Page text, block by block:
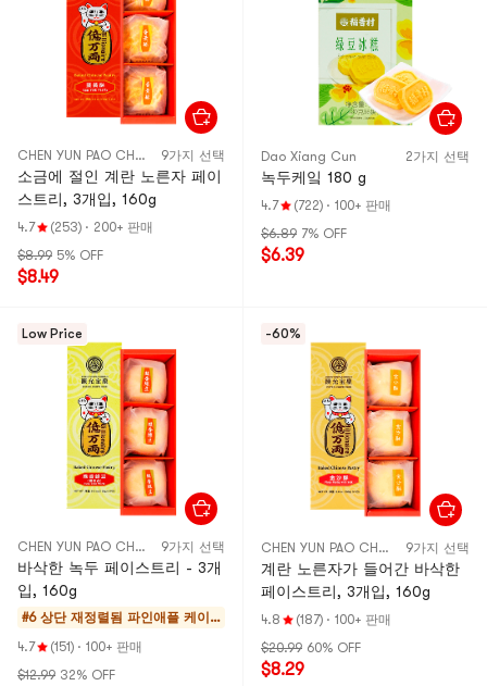
CHEN YUN PAO CHUAN 9가지 선택
소금에 절인 계란 노른자 페이
스트리, 3개입, 160g
4.7 (253) · 200+ 판매
$8.99 5% OFF
$8.49
Dao Xiang Cun 2가지 선택
녹두케잌 180 g
4.7 (722) · 100+ 판매
$6.89 7% OFF
$6.39
Low Price
CHEN YUN PAO CHUAN 9가지 선택
바삭한 녹두 페이스트리 - 3개
입, 160g
#6 상단 재정렬됨 파인애플 케이
크 & 모찌
4.7 (151) · 100+ 판매
$12.99 32% OFF
-60%
CHEN YUN PAO CHUAN 9가지 선택
계란 노른자가 들어간 바삭한
페이스트리, 3개입, 160g
4.8 (187) · 100+ 판매
$20.99 60% OFF
$8.29